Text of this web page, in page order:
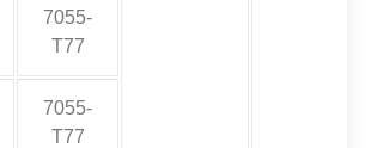
7055-
T77
7055-
T77